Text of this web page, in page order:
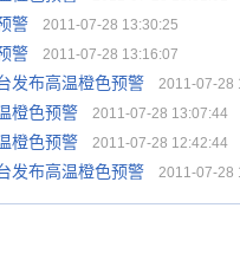
警 2011-07-28 13:30:25
警 2011-07-28 13:16:07
发布高温橙色预警 2011-07-28
橙色预警 2011-07-28 13:07:44
橙色预警 2011-07-28 12:42:44
发布高温橙色预警 2011-07-28